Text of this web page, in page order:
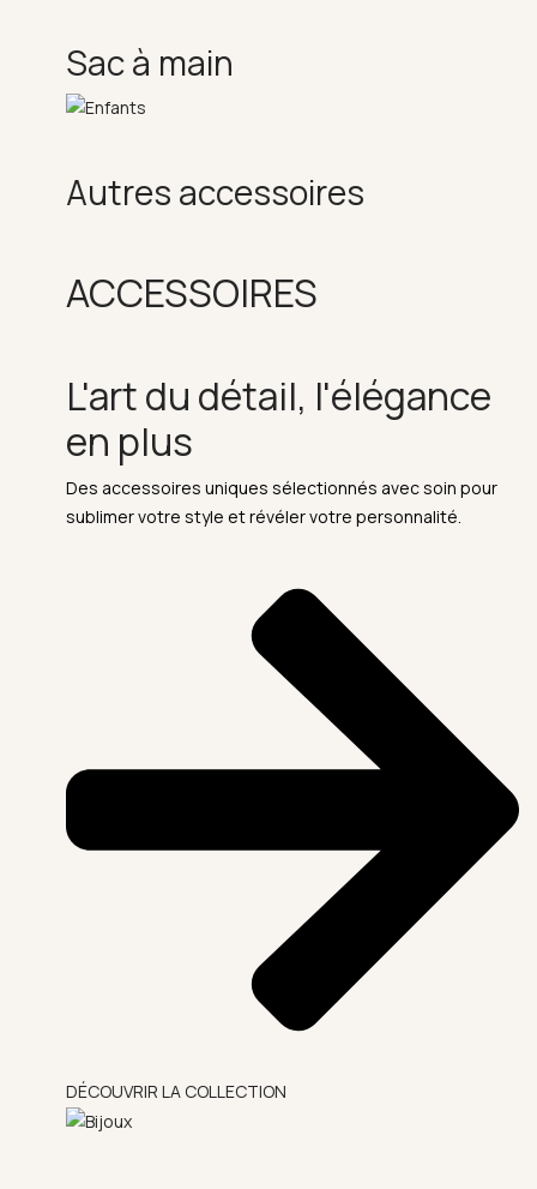
Sac à main
Autres accessoires
ACCESSOIRES
L'art du détail, l'élégance
en plus
Des accessoires uniques sélectionnés avec soin pour
sublimer votre style et révéler votre personnalité.
DÉCOUVRIR LA COLLECTION